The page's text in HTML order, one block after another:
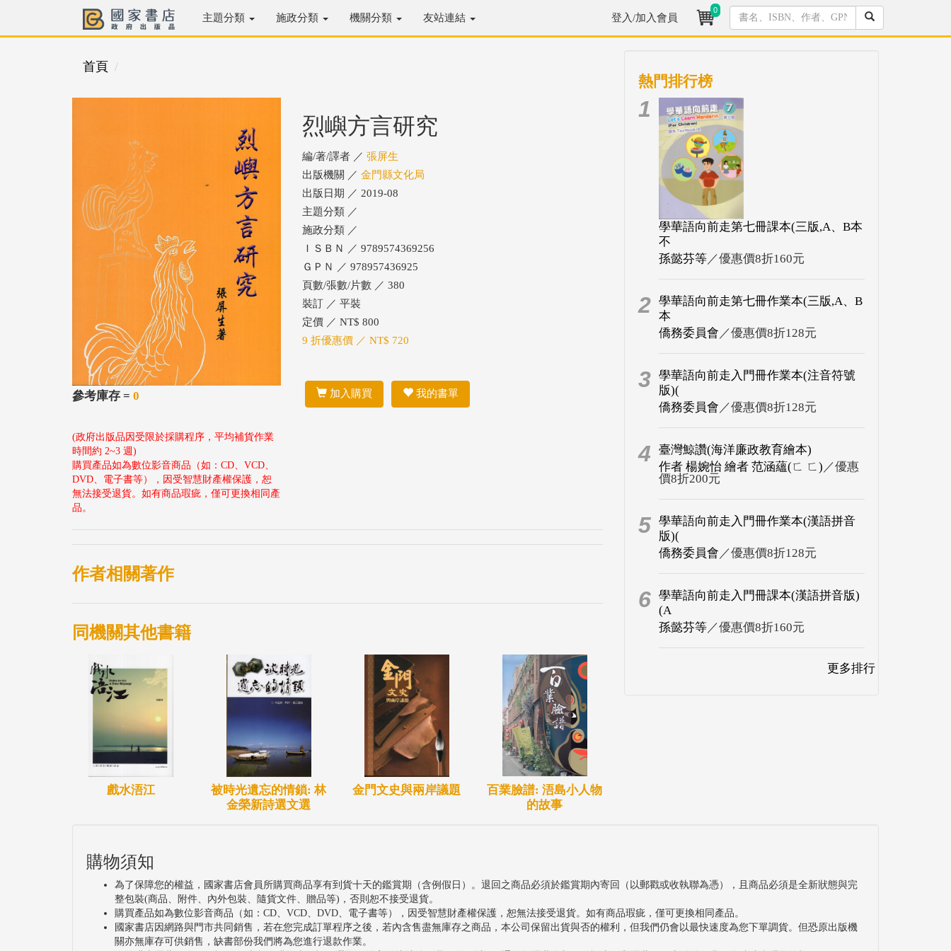
主題分類 施政分類 機關分類 友站連結 登入/加入會員
0
首頁
參考庫存 = 0
(政府出版品因受限於採購程序，平均補貨作業
時間約 2~3 週)
購買產品如為數位影音商品（如：CD、VCD、
DVD、電子書等），因受智慧財產權保護，恕
無法接受退貨。如有商品瑕疵，僅可更換相同產
品。
烈嶼方言研究
編/著/譯者 ／ 張屏生
出版機關 ／ 金門縣文化局
出版日期 ／ 2019-08
主題分類 ／
施政分類 ／
ＩＳＢＮ ／ 9789574369256
ＧＰＮ ／ 978957436925
頁數/張數/片數 ／ 380
裝訂 ／ 平裝
定價 ／ NT$ 800
9 折優惠價 ／ NT$ 720
加入購買 我的書單
作者相關著作
同機關其他書籍
戲水浯江
被時光遺忘的情鎖: 林
金榮新詩選文選
金門文史與兩岸議題
百業臉譜: 浯島小人物
的故事
熱門排行榜
1
學華語向前走第七冊課本(三版,A、B本
不
孫懿芬等／優惠價8折160元
2 學華語向前走第七冊作業本(三版,A、B
本
僑務委員會 ／優惠價8折128元
3 學華語向前走入門冊作業本(注音符號
版)(
僑務委員會 ／優惠價8折128元
4
臺灣鯨讚(海洋廉政教育繪本)
作者 楊婉怡 繪者 范涵蘊(ㄈ ㄈ) ／優惠
價8折200元
5 學華語向前走入門冊作業本(漢語拼音
版)(
僑務委員會 ／優惠價8折128元
6 學華語向前走入門冊課本(漢語拼音版)
(A
孫懿芬等／優惠價8折160元
更多排行
購物須知
為了保障您的權益，國家書店會員所購買商品享有到貨十天的鑑賞期（含例假日）。退回之商品必須於鑑賞期內寄回（以郵戳或收執聯為憑），且商品必須是全新狀態與完
整包裝(商品、附件、內外包裝、隨貨文件、贈品等)，否則恕不接受退貨。
購買產品如為數位影音商品（如：CD、VCD、DVD、電子書等），因受智慧財產權保護，恕無法接受退貨。如有商品瑕疵，僅可更換相同產品。
國家書店因網路與門市共同銷售，若在您完成訂單程序之後，若內含售盡無庫存之商品，本公司保留出貨與否的權利，但我們仍會以最快速度為您下單調貨。但恐原出版機
關亦無庫存可供銷售，缺書部份我們將為您進行退款作業。